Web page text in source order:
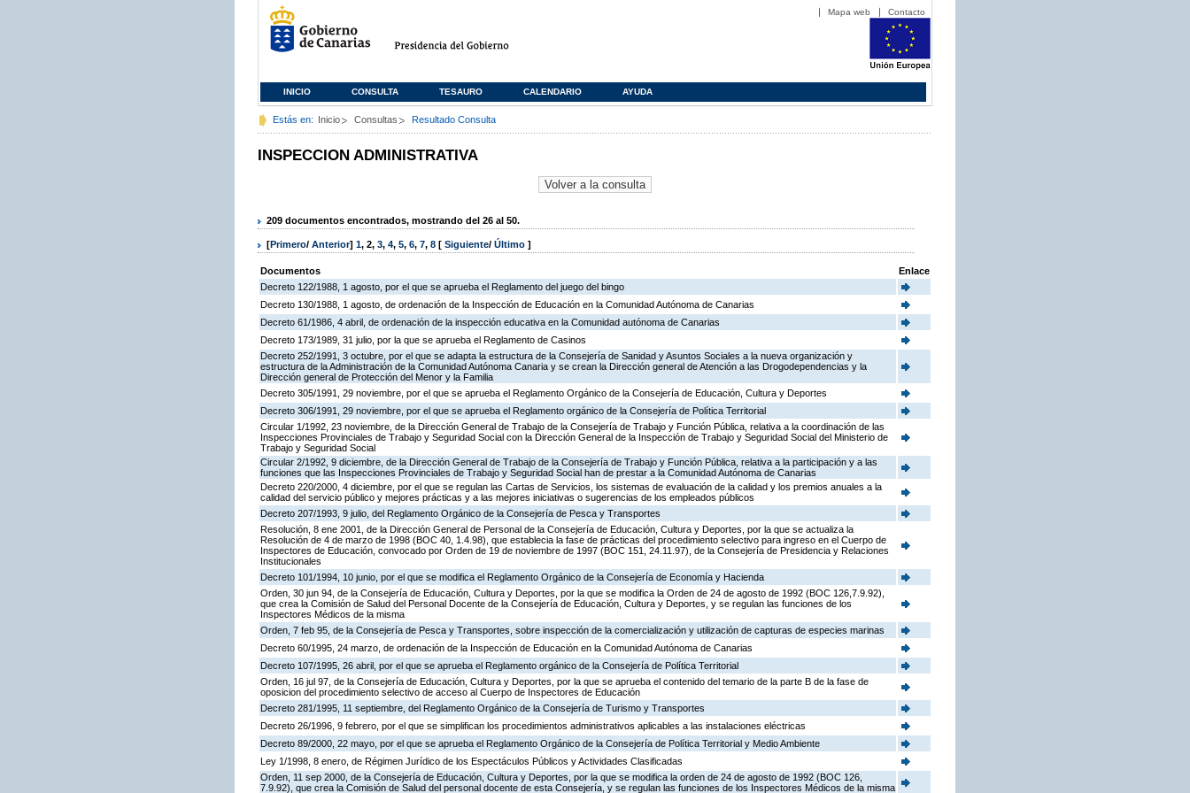
Mapa web Contacto
INICIO CONSULTA TESAURO CALENDARIO AYUDA
Estás en: Inicio Consultas Resultado Consulta
INSPECCION ADMINISTRATIVA
209 documentos encontrados, mostrando del 26 al 50.
[Primero/ Anterior] 1, 2, 3, 4, 5, 6, 7, 8 [ Siguiente/ Último ]
Documentos
Enlace
Decreto 122/1988, 1 agosto, por el que se aprueba el Reglamento del juego del bingo
Decreto 130/1988, 1 agosto, de ordenación de la Inspección de Educación en la Comunidad Autónoma de Canarias
Decreto 61/1986, 4 abril, de ordenación de la inspección educativa en la Comunidad autónoma de Canarias
Decreto 173/1989, 31 julio, por la que se aprueba el Reglamento de Casinos
Decreto 252/1991, 3 octubre, por el que se adapta la estructura de la Consejería de Sanidad y Asuntos Sociales a la nueva organización y
estructura de la Administración de la Comunidad Autónoma Canaria y se crean la Dirección general de Atención a las Drogodependencias y la
Dirección general de Protección del Menor y la Familia
Decreto 305/1991, 29 noviembre, por el que se aprueba el Reglamento Orgánico de la Consejería de Educación, Cultura y Deportes
Decreto 306/1991, 29 noviembre, por el que se aprueba el Reglamento orgánico de la Consejería de Política Territorial
Circular 1/1992, 23 noviembre, de la Dirección General de Trabajo de la Consejería de Trabajo y Función Pública, relativa a la coordinación de las
Inspecciones Provinciales de Trabajo y Seguridad Social con la Dirección General de la Inspección de Trabajo y Seguridad Social del Ministerio de
Trabajo y Seguridad Social
Circular 2/1992, 9 diciembre, de la Dirección General de Trabajo de la Consejería de Trabajo y Función Pública, relativa a la participación y a las
funciones que las Inspecciones Provinciales de Trabajo y Seguridad Social han de prestar a la Comunidad Autónoma de Canarias
Decreto 220/2000, 4 diciembre, por el que se regulan las Cartas de Servicios, los sistemas de evaluación de la calidad y los premios anuales a la
calidad del servicio público y mejores prácticas y a las mejores iniciativas o sugerencias de los empleados públicos
Decreto 207/1993, 9 julio, del Reglamento Orgánico de la Consejería de Pesca y Transportes
Resolución, 8 ene 2001, de la Dirección General de Personal de la Consejería de Educación, Cultura y Deportes, por la que se actualiza la
Resolución de 4 de marzo de 1998 (BOC 40, 1.4.98), que establecia la fase de prácticas del procedimiento selectivo para ingreso en el Cuerpo de
Inspectores de Educación, convocado por Orden de 19 de noviembre de 1997 (BOC 151, 24.11.97), de la Consejería de Presidencia y Relaciones
Institucionales
Decreto 101/1994, 10 junio, por el que se modifica el Reglamento Orgánico de la Consejería de Economía y Hacienda
Orden, 30 jun 94, de la Consejería de Educación, Cultura y Deportes, por la que se modifica la Orden de 24 de agosto de 1992 (BOC 126,7.9.92),
que crea la Comisión de Salud del Personal Docente de la Consejería de Educación, Cultura y Deportes, y se regulan las funciones de los
Inspectores Médicos de la misma
Orden, 7 feb 95, de la Consejería de Pesca y Transportes, sobre inspección de la comercialización y utilización de capturas de especies marinas
Decreto 60/1995, 24 marzo, de ordenación de la Inspección de Educación en la Comunidad Autónoma de Canarias
Decreto 107/1995, 26 abril, por el que se aprueba el Reglamento orgánico de la Consejería de Política Territorial
Orden, 16 jul 97, de la Consejería de Educación, Cultura y Deportes, por la que se aprueba el contenido del temario de la parte B de la fase de
oposicion del procedimiento selectivo de acceso al Cuerpo de Inspectores de Educación
Decreto 281/1995, 11 septiembre, del Reglamento Orgánico de la Consejería de Turismo y Transportes
Decreto 26/1996, 9 febrero, por el que se simplifican los procedimientos administrativos aplicables a las instalaciones eléctricas
Decreto 89/2000, 22 mayo, por el que se aprueba el Reglamento Orgánico de la Consejería de Política Territorial y Medio Ambiente
Ley 1/1998, 8 enero, de Régimen Jurídico de los Espectáculos Públicos y Actividades Clasificadas
Orden, 11 sep 2000, de la Consejería de Educación, Cultura y Deportes, por la que se modifica la orden de 24 de agosto de 1992 (BOC 126,
7.9.92), que crea la Comisión de Salud del personal docente de esta Consejería, y se regulan las funciones de los Inspectores Médicos de la misma